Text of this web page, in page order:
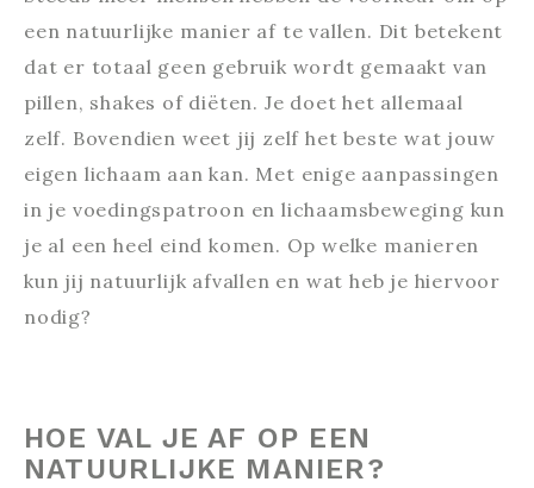
een natuurlijke manier af te vallen. Dit betekent
dat er totaal geen gebruik wordt gemaakt van
pillen, shakes of diëten. Je doet het allemaal
zelf. Bovendien weet jij zelf het beste wat jouw
eigen lichaam aan kan. Met enige aanpassingen
in je voedingspatroon en lichaamsbeweging kun
je al een heel eind komen. Op welke manieren
kun jij natuurlijk afvallen en wat heb je hiervoor
nodig?
HOE VAL JE AF OP EEN
NATUURLIJKE MANIER?